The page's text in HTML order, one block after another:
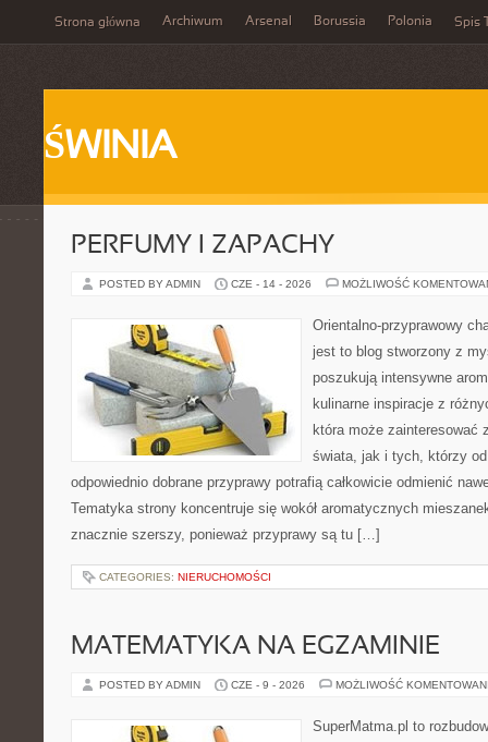
Strona główna Archiwum Arsenal Borussia Polonia Spis
ŚWINIA
PERFUMY I ZAPACHY
POSTED BY ADMIN CZE - 14 - 2026 MOŻLIWOŚĆ
Orientalno-przyprawowy
jest to blog stworzony z
poszukują intensywne
kulinarne inspiracje z
która może zainteresować
świata, jak i tych, którzy
odpowiednio dobrane przyprawy potrafią całkowicie odmienić
Tematyka strony koncentruje się wokół aromatycznych
znacznie szerszy, ponieważ przyprawy są tu […]
CATEGORIES: NIERUCHOMOŚCI
MATEMATYKA NA EGZAMINIE
POSTED BY ADMIN CZE - 9 - 2026 MOŻLIWOŚĆ
SuperMatma.pl to